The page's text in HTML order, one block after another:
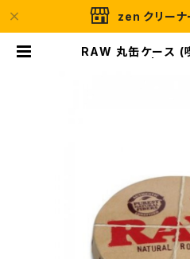
zen クリーナ
RAW 丸缶ケース (